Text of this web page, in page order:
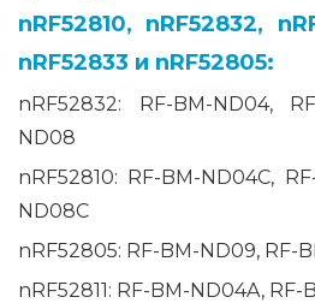
nRF52810, nRF52832,
nRF52833 и nRF52805:
nRF52832: RF-BM-ND04,
ND08
nRF52810: RF-BM-ND04C,
ND08C
nRF52805: RF-BM-ND09, RF-
nRF52811: RF-BM-ND04A,